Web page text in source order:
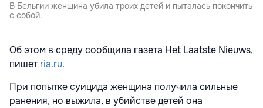
В Бельгии женщина убила троих детей и пыталась покончить
с собой.
Об этом в среду сообщила газета Het Laatste Nieuws,
пишетria.ru.
При попытке суицида женщина получила сильные
ранения, но выжила, в убийстве детей она